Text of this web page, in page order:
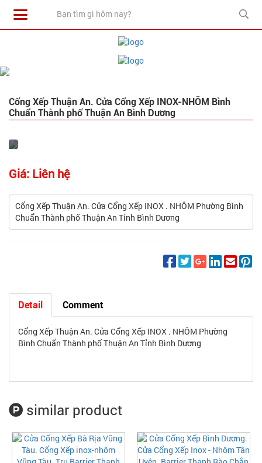
Cổng Xếp Thuận An. Cửa Cổng Xếp INOX-NHÔM Bình
Chuẩn Thành phố Thuận An Bình Dương
Giá: Liên hệ
Cổng Xếp Thuận An. Cửa Cổng Xếp INOX . NHÔM Phường Bình
Chuẩn Thành phố Thuận An Tỉnh Bình Dương
Detail Comment
Cổng Xếp Thuận An. Cửa Cổng Xếp INOX . NHÔM Phường
Bình Chuẩn Thành phố Thuận An Tỉnh Bình Dương
similar product